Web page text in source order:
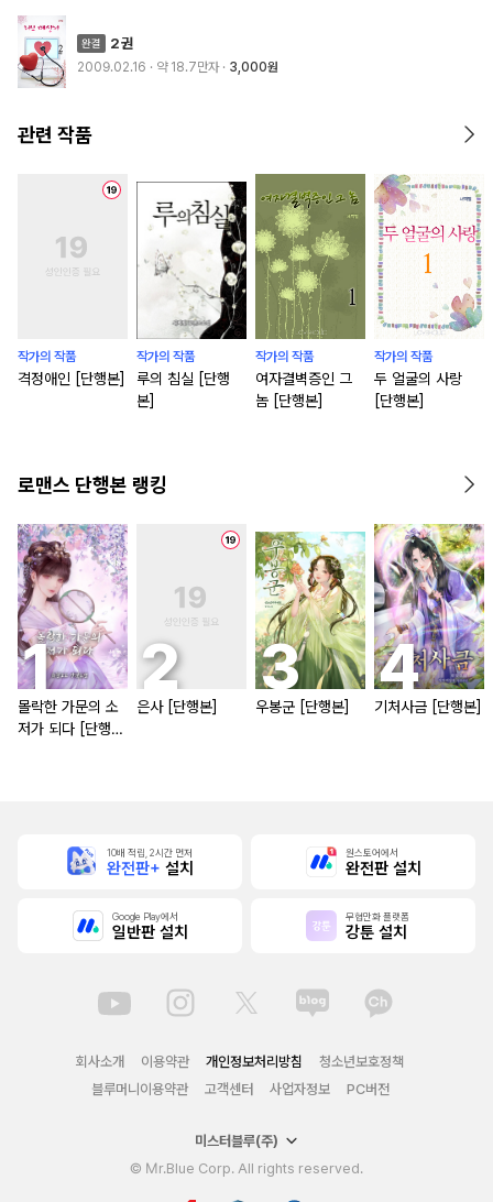
2권
2009.02.16 · 약 18.7만자 3,000원
관련 작품
작가의 작품
격정애인 [단행본]
작가의 작품
루의 침실 [단행
본]
작가의 작품
여자결벽증인 그
놈 [단행본]
작가의 작품
두 얼굴의 사랑
[단행본]
로맨스 단행본 랭킹
몰락한 가문의 소
저가 되다 [단행
은사 [단행본] 우봉군 [단행본] 기처사금 [단행본]
10배 적립, 2시간 먼저
완전판+ 설치
원스토어에서
완전판 설치
Google Play에서
일반판 설치
무협만화 플랫폼
강툰 설치
회사소개 이용약관 개인정보처리방침
청소년보호정책
블루머니이용약관
고객센터 사업자정보 PC버전
미스터블루(주)
© Mr.Blue Corp. All rights reserved.